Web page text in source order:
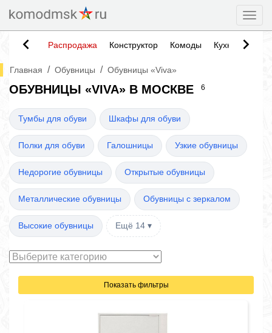
Распродажа Конструктор Комоды Кухни
Главная / Обувницы / Обувницы «Viva»
ОБУВНИЦЫ «VIVA» В МОСКВЕ 6
Тумбы для обуви Шкафы для обуви
Полки для обуви Галошницы Узкие обувницы
Недорогие обувницы Открытые обувницы
Металлические обувницы Обувницы с зеркалом
Высокие обувницы Ещё 14 ▾
Показать фильтры